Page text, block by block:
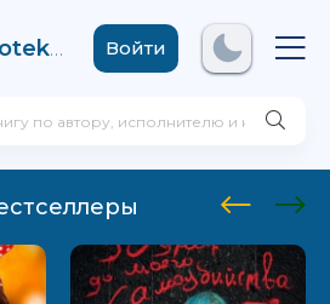
Online-biblioteka .comВойти